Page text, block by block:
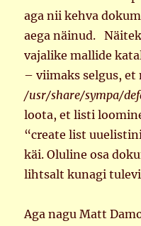
aga nii kehva
aega näinud.
vajalike mallide
– viimaks selgus,
/usr/share/sympa/
loota, et listi
“create list
käi. Oluline osa
lihtsalt kunagi
Aga nagu Matt